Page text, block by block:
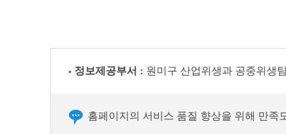
정보제공부서 : 원미구 산업위생과 공중위생
홈페이지의 서비스 품질 향상을 위해 만족